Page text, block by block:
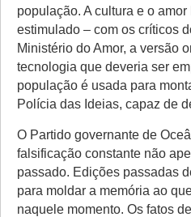
população. A cultura e o
estimulado – com os críticos
Ministério do Amor, a versão
tecnologia que deveria ser
população é usada para
Polícia das Ideias, capaz de
O Partido governante de
falsificação constante não
passado. Edições passadas
para moldar a memória ao
naquele momento. Os fatos